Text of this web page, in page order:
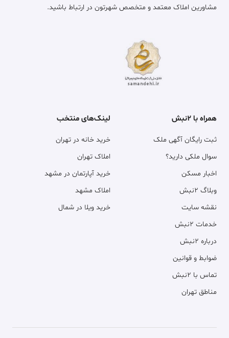
مشاورین املاک معتمد و متخصص شهرتون در ارتباط باشید.
همراه با ۲نبش
ثبت رایگان آگهی ملک
سوال ملکی دارید؟
اخبار مسکن
وبلاگ ۲نبش
نقشه سایت
خدمات ۲نبش
درباره ۲نبش
ضوابط و قوانین
تماس با ۲نبش
مناطق تهران
لینک‌های منتخب
خرید خانه در تهران
املاک تهران
خرید آپارتمان در مشهد
املاک مشهد
خرید ویلا در شمال